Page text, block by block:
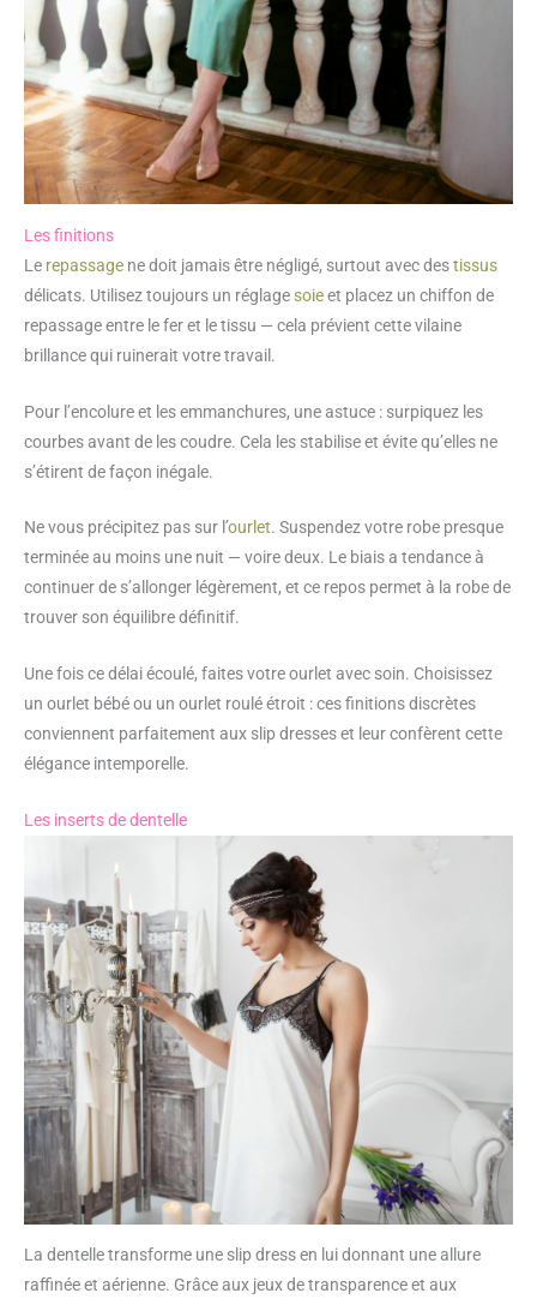
Les finitions
Le repassage ne doit jamais être négligé, surtout avec destissus
délicats. Utilisez toujours un réglage soieet placez un chiffon de
repassage entre le fer et le tissu — cela prévient cette vilaine
brillance qui ruinerait votre travail.
Pour l’encolure et les emmanchures, une astuce : surpiquez les
courbes avant de les coudre. Cela les stabilise et évite qu’elles ne
s’étirent de façon inégale.
Ne vous précipitez pas sur l’ourlet. Suspendez votre robe presque
terminée au moins une nuit — voire deux. Le biais a tendance à
continuer de s’allonger légèrement, et ce repos permet à la robe de
trouver son équilibre définitif.
Une fois ce délai écoulé, faites votre ourlet avec soin. Choisissez
un ourlet bébé ou un ourlet roulé étroit : ces finitions discrètes
conviennent parfaitement aux slip dresses et leur confèrent cette
élégance intemporelle.
Les inserts de dentelle
La dentelle transforme une slip dress en lui donnant une allure
raffinée et aérienne. Grâce aux jeux de transparence et aux